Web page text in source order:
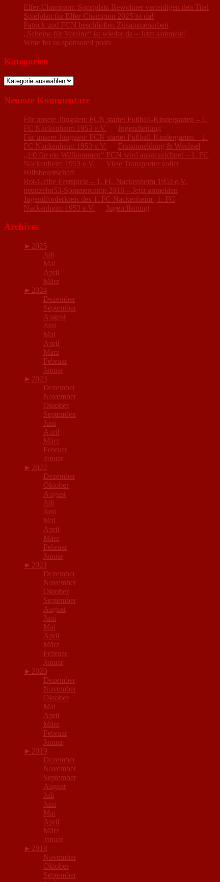
Elfer-Champion: Sportplatz Bewohner verteidigen den Titel
Spielplan für Elfer-Champion 2025 ist da!
Patrick und FCN beschließen Zusammenarbeit
„Scheine für Vereine“ ist wieder da – Jetzt sammeln!
Write for us sponsored posts
Kategorien
Kategorien
Neueste Kommentare
Für unsere Jüngsten: FCN startet Fußball-Kindergarten – 1.
FC Nackenheim 1953 e.V.
Jugendleitung
Für unsere Jüngsten: FCN startet Fußball-Kindergarten – 1.
FC Nackenheim 1953 e.V.
Erstanmeldung & Wechsel
„1:0 für ein Willkommen“ FCN wird ausgezeichnet – 1. FC
Nackenheim 1953 e.V.
Viele Transporter voller
Hilfsbereitschaft
Rot-Gelbe Festspiele – 1. FC Nackenheim 1953 e.V.
neunzehn53-Sommercamp 2016 – Jetzt anmelden
Jugendförderkreis des 1. FC Nackenheim | 1. FC
Nackenheim 1953 e.V.
Jugendleitung
Archives
► 2025
Juli
Mai
April
März
► 2024
Dezember
September
August
Juni
Mai
April
März
Februar
Januar
► 2023
Dezember
November
Oktober
September
Juni
April
März
Februar
Januar
► 2022
Dezember
Oktober
August
Juli
Juni
Mai
April
März
Februar
Januar
► 2021
Dezember
November
Oktober
September
August
Juni
Mai
April
März
Februar
Januar
► 2020
Dezember
November
Oktober
Mai
April
März
Februar
Januar
► 2019
Dezember
November
September
August
Juli
Juni
Mai
April
März
Januar
► 2018
November
Oktober
September